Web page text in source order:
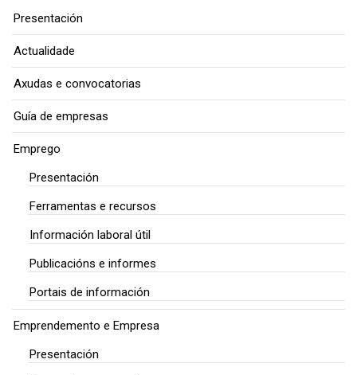
Presentación
Actualidade
Axudas e convocatorias
Guía de empresas
Emprego
Presentación
Ferramentas e recursos
Información laboral útil
Publicacións e informes
Portais de información
Emprendemento e Empresa
Presentación